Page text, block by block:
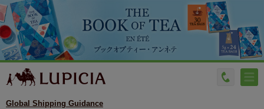
Global Shipping Guidance